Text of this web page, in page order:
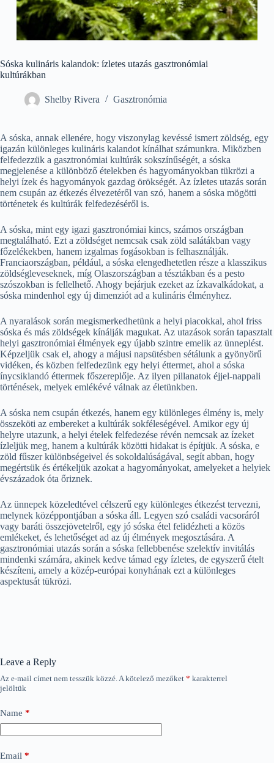
Sóska kulináris kalandok: ízletes utazás gasztronómiai
kultúrákban
Shelby Rivera Gasztronómia
A sóska, annak ellenére, hogy viszonylag kevéssé ismert zöldség, egy
igazán különleges kulináris kalandot kínálhat számunkra. Miközben
felfedezzük a gasztronómiai kultúrák sokszínűségét, a sóska
megjelenése a különböző ételekben és hagyományokban tükrözi a
helyi ízek és hagyományok gazdag örökségét. Az ízletes utazás során
nem csupán az étkezés élvezetéről van szó, hanem a sóska mögötti
történetek és kultúrák felfedezéséről is.
A sóska, mint egy igazi gasztronómiai kincs, számos országban
megtalálható. Ezt a zöldséget nemcsak csak zöld salátákban vagy
főzelékekben, hanem izgalmas fogásokban is felhasználják.
Franciaországban, például, a sóska elengedhetetlen része a klasszikus
zöldségleveseknek, míg Olaszországban a tésztákban és a pesto
szószokban is fellelhető. Ahogy bejárjuk ezeket az ízkavalkádokat, a
sóska mindenhol egy új dimenziót ad a kulináris élményhez.
A nyaralások során megismerkedhetünk a helyi piacokkal, ahol friss
sóska és más zöldségek kínálják magukat. Az utazások során tapasztalt
helyi gasztronómiai élmények egy újabb szintre emelik az ünneplést.
Képzeljük csak el, ahogy a májusi napsütésben sétálunk a gyönyörű
vidéken, és közben felfedezünk egy helyi éttermet, ahol a sóska
ínycsiklandó éttermek főszereplője. Az ilyen pillanatok éjjel-nappali
történések, melyek emlékévé válnak az életünkben.
A sóska nem csupán étkezés, hanem egy különleges élmény is, mely
összeköti az embereket a kultúrák sokféleségével. Amikor egy új
helyre utazunk, a helyi ételek felfedezése révén nemcsak az ízeket
ízleljük meg, hanem a kultúrák közötti hidakat is építjük. A sóska, e
zöld fűszer különbségeivel és sokoldalúságával, segít abban, hogy
megértsük és értékeljük azokat a hagyományokat, amelyeket a helyiek
évszázadok óta őriznek.
Az ünnepek közeledtével célszerű egy különleges étkezést tervezni,
melynek középpontjában a sóska áll. Legyen szó családi vacsoráról
vagy baráti összejövetelről, egy jó sóska étel felidézheti a közös
emlékeket, és lehetőséget ad az új élmények megosztására. A
gasztronómiai utazás során a sóska fellebbenése szelektív invitálás
mindenki számára, akinek kedve támad egy ízletes, de egyszerű ételt
készíteni, amely a közép-európai konyhának ezt a különleges
aspektusát tükrözi.
Leave a Reply
Az e-mail címet nem tesszük közzé.A kötelező mezőket * karakterrel
jelöltük
Name *
Email *